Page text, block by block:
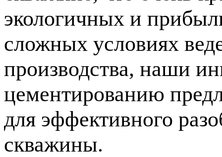
экологичных и
сложных условиях
производства, наши
цементированию
для эффективного
скважины.